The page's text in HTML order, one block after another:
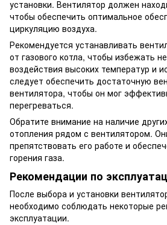
установки. Вентилятор должен
чтобы обеспечить оптимальное
циркуляцию воздуха.
Рекомендуется устанавливать
от газового котла, чтобы избежать
воздействия высоких температур и
следует обеспечить достаточную
вентилятора, чтобы он мог
перегреваться.
Обратите внимание на наличие
отопления рядом с вентилятором.
препятствовать его работе и
горения газа.
Рекомендации по
После выбора и установки
необходимо соблюдать некоторые
эксплуатации.